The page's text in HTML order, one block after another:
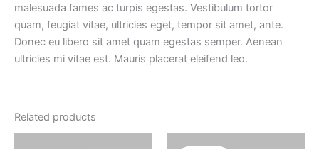
malesuada fames ac turpis egestas. Vestibulum tortor
quam, feugiat vitae, ultricies eget, tempor sit amet, ante.
Donec eu libero sit amet quam egestas semper. Aenean
ultricies mi vitae est. Mauris placerat eleifend leo.
Related products